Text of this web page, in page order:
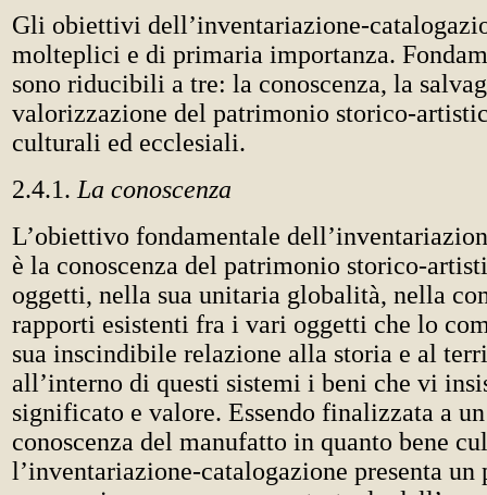
Gli obiettivi dell’inventariazione-
molteplici e di primaria importanza.
sono riducibili a tre: la conoscenza, la
valorizzazione del patrimonio storico-
culturali ed ecclesiali.
2.4.1. La conoscenza
L’obiettivo fondamentale
è la conoscenza del patrimonio storico-
oggetti, nella sua unitaria globalità, nella
rapporti esistenti fra i vari oggetti che lo
sua inscindibile relazione alla storia e al
all’interno di questi sistemi i beni che vi
significato e valore. Essendo finalizzata a
conoscenza del manufatto in quanto bene
l’inventariazione-catalogazione presenta un